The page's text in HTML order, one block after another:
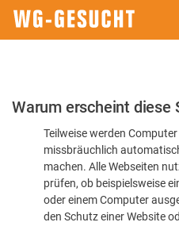
Bitte
dass
Warum erscheint diese
Teilweise werden
missbräuchlich
machen. Alle Webseiten
prüfen, ob beispielsweise
oder einem Computer
den Schutz einer Website